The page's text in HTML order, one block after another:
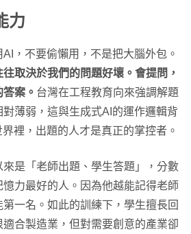
力
，不要偷懶用，不是把大腦外包。
取決於我們的問題好壞。會提問，
案。 台灣在工程教育向來強調解題
薄弱，這與生成式AI的運作邏輯背
裡，出題的人才是真正的掌控者。
是「老師出題、學生答題」，分數
力最好的人。因為他越能記得老師
一名。如此的訓練下，學生擅長回
合製造業，但對需要創意的產業卻